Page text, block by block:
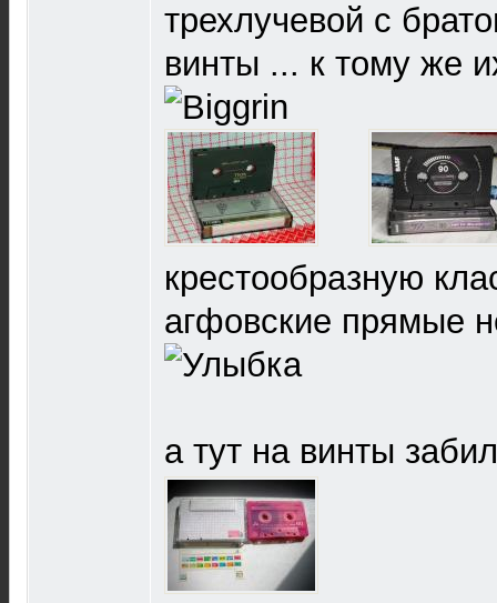
трехлучевой с
винты ... к тому же
крестообразную
агфовские прямые
а тут на винты